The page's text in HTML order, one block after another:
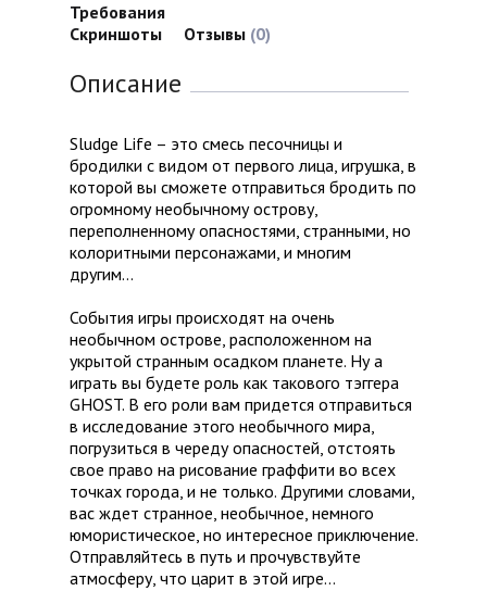
Требования
Скриншоты
Отзывы (0)
Описание
Sludge Life – это смесь песочницы и
бродилки с видом от первого лица, игрушка, в
которой вы сможете отправиться бродить по
огромному необычному острову,
переполненному опасностями, странными, но
колоритными персонажами, и многим
другим…
События игры происходят на очень
необычном острове, расположенном на
укрытой странным осадком планете. Ну а
играть вы будете роль как такового тэггера
GHOST. В его роли вам придется отправиться
в исследование этого необычного мира,
погрузиться в череду опасностей, отстоять
свое право на рисование граффити во всех
точках города, и не только. Другими словами,
вас ждет странное, необычное, немного
юмористическое, но интересное приключение.
Отправляйтесь в путь и прочувствуйте
атмосферу, что царит в этой игре…